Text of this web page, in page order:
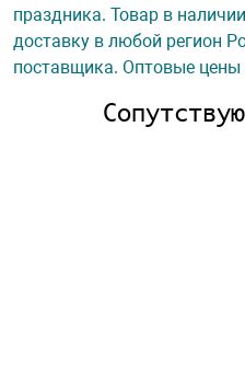
праздника. Товар в
доставку в любой регион
поставщика. Оптовые цены